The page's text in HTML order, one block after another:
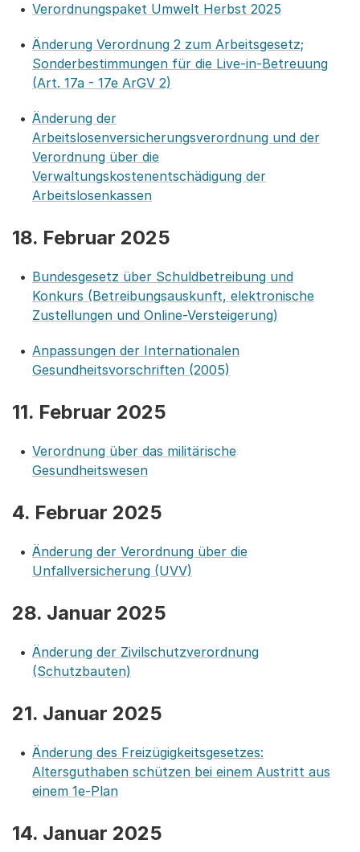
Verordnungspaket Umwelt Herbst 2025
Änderung Verordnung 2 zum Arbeitsgesetz;
Sonderbestimmungen für die Live-in-Betreuung
(Art. 17a - 17e ArGV 2)
Änderung der
Arbeitslosenversicherungsverordnung und der
Verordnung über die
Verwaltungskostenentschädigung der
Arbeitslosenkassen
18. Februar 2025
Bundesgesetz über Schuldbetreibung und
Konkurs (Betreibungsauskunft, elektronische
Zustellungen und Online-Versteigerung)
Anpassungen der Internationalen
Gesundheitsvorschriften (2005)
11. Februar 2025
Verordnung über das militärische
Gesundheitswesen
4. Februar 2025
Änderung der Verordnung über die
Unfallversicherung (UVV)
28. Januar 2025
Änderung der Zivilschutzverordnung
(Schutzbauten)
21. Januar 2025
Änderung des Freizügigkeitsgesetzes:
Altersguthaben schützen bei einem Austritt aus
einem 1e-Plan
14. Januar 2025